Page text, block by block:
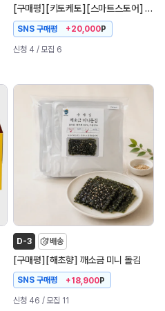
[구매평] [키토케토] [스마트스토어] 투투컷
SNS 구매평 +20,000P
신청 4 / 모집 6
D-3 배송
[구매평] [해초향] 깨소금 미니 돌김
SNS 구매평 +18,900P
신청 46 / 모집 11